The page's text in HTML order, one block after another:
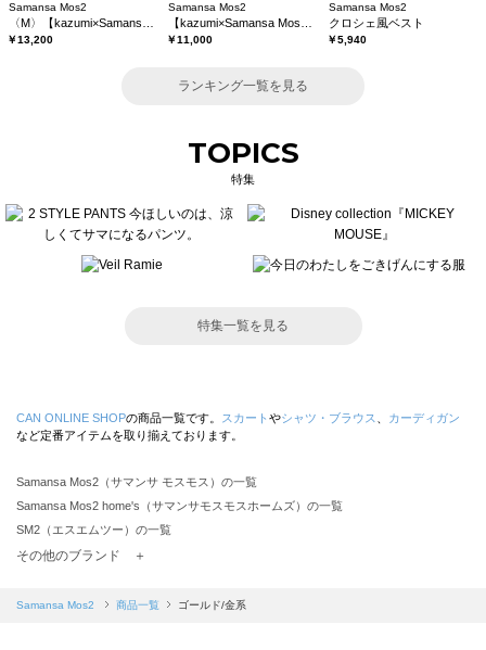
Samansa Mos2
￥13,200
Samansa Mos2
￥11,000
Samansa Mos2
クロシェ風ベスト
￥5,940
ランキング一覧を見る
TOPICS
特集
特集一覧を見る
CAN ONLINE SHOPの商品一覧です。 スカート やシャツ・ブラウス
カーディガン
など定番アイテムを取り揃えております。
Samansa Mos2（サマンサ モスモス）の一覧
Samansa Mos2 home's（サマンサモスモスホームズ）の一覧
SM2（エスエムツー）の一覧
TSUHARU by Samansa Mos2（ツハルバイサマンサモスモス）の一覧
Samansa Mos2 blue（サマンサモスモス ブルー）の一覧
その他のブランド ＋
Samansa Mos2 商品一覧 ゴールド/金系